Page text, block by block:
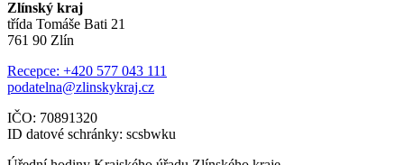
Zlínský kraj
třída Tomáše Bati 21
761 90 Zlín
Recepce: +420 577 043 111
podatelna@zlinskykraj.cz
IČO: 70891320
ID datové schránky: scsbwku